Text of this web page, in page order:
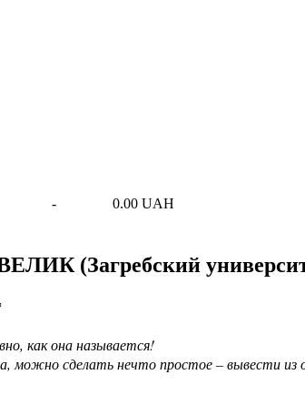
-
0.00 UAH
(Загребский
как она называется!
можно сделать нечто простое – вывести